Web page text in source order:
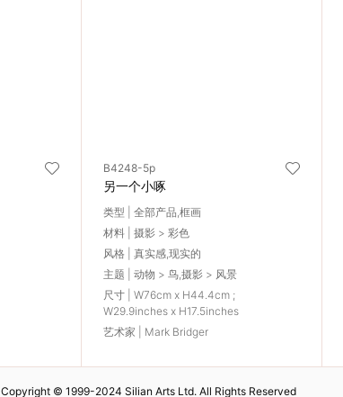
B4248-5p
另一个小啄
类型 | 全部产品,框画
材料 | 摄影 > 彩色
风格 | 真实感,现实的
主题 | 动物 > 鸟,摄影 > 风景
尺寸 | W76cm x H44.4cm ;
W29.9inches x H17.5inches
艺术家 | Mark Bridger
Copyright © 1999-2024 Silian Arts Ltd. All Rights Reserved